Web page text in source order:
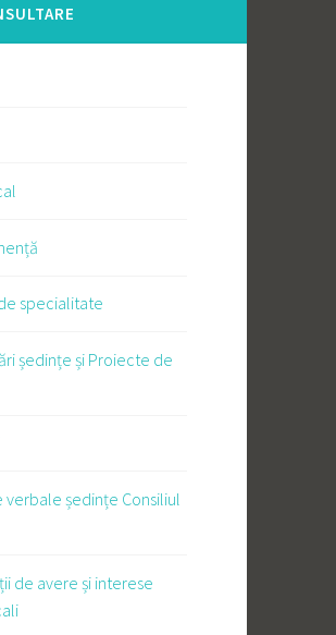
specialitate
ședințe și Proiecte de
verbale ședințe Consiliul
de avere și interese